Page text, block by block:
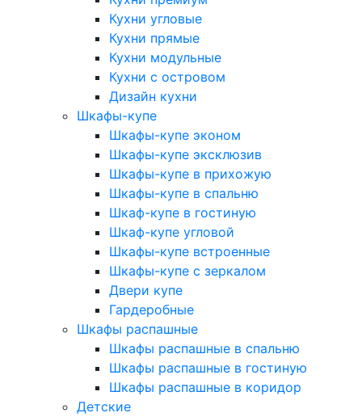
Кухни угловые
Кухни прямые
Кухни модульные
Кухни с островом
Дизайн кухни
Шкафы-купе
Шкафы-купе эконом
Шкафы-купе эксклюзив
Шкафы-купе в прихожую
Шкафы-купе в спальню
Шкаф-купе в гостиную
Шкаф-купе угловой
Шкафы-купе встроенные
Шкафы-купе с зеркалом
Двери купе
Гардеробные
Шкафы распашные
Шкафы распашные в спальню
Шкафы распашные в гостиную
Шкафы распашные в коридор
Детские